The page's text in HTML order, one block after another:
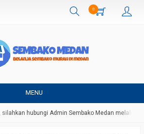
0
MENU
hubungi Admin Sembako Medan melalui